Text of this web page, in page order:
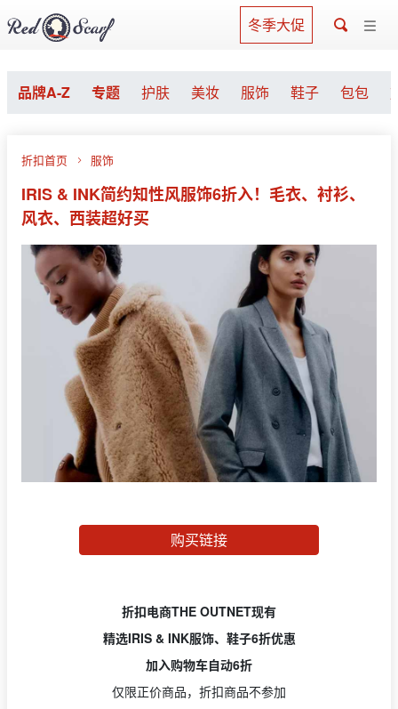
冬季大促
品牌A-Z 专题 护肤 美妆 服饰 鞋子 包包
折扣首页 服饰
IRIS & INK简约知性风服饰6折入！毛衣、衬衫、
风衣、西装超好买
购买链接
折扣电商THE OUTNET现有
精选IRIS & INK服饰、鞋子6折优惠
加入购物车自动6折
仅限正价商品，折扣商品不参加